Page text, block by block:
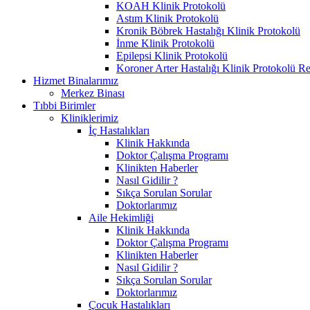
KOAH Klinik Protokolü
Astım Klinik Protokolü
Kronik Böbrek Hastalığı Klinik Protokolü
İnme Klinik Protokolü
Epilepsi Klinik Protokolü
Koroner Arter Hastalığı Klinik Protokolü
Hizmet Binalarımız
Merkez Binası
Tıbbi Birimler
Kliniklerimiz
İç Hastalıkları
Klinik Hakkında
Doktor Çalışma Programı
Klinikten Haberler
Nasıl Gidilir ?
Sıkça Sorulan Sorular
Doktorlarımız
Aile Hekimliği
Klinik Hakkında
Doktor Çalışma Programı
Klinikten Haberler
Nasıl Gidilir ?
Sıkça Sorulan Sorular
Doktorlarımız
Çocuk Hastalıkları